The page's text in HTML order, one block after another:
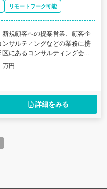
リモートワーク可能
規顧客への提案営業、顧客企
サルティングなどの業務に携
にあるコンサルティング会社
万円
詳細をみる